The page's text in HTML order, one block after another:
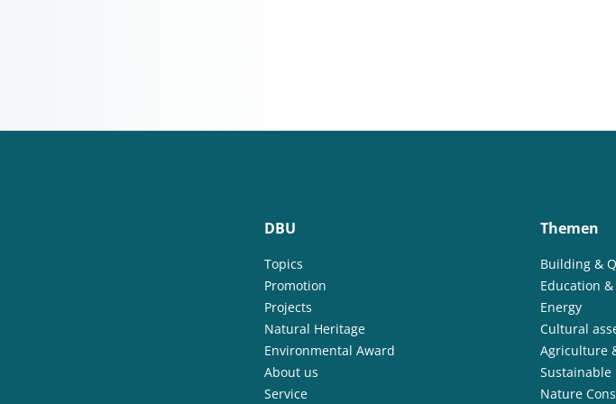
DBU
Topics
Promotion
Projects
Natural Heritage
Environmental Award
About us
Service
Themen
Building &
Education
Energy
Cultural
Agriculture
Sustainable
Nature